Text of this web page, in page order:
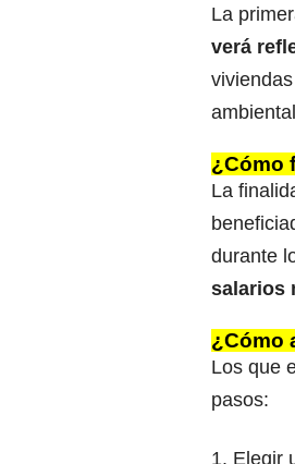
La
verá
¿Cómo
La
durante
salarios
¿Cómo
Los que
pasos:
1. Elegir